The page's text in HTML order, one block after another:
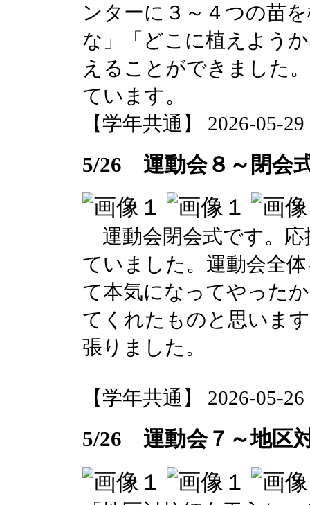
ンターに３～４つの苗
な」「どこに植えよう
えることができました
ています。
【学年共通】 2026-05-
5/26 運動会８～閉会
運動会閉会式です。応
ていました。運動会全
て本気になってやった
てくれたものと思いま
張りました。
【学年共通】 2026-05-
5/26 運動会７～地区